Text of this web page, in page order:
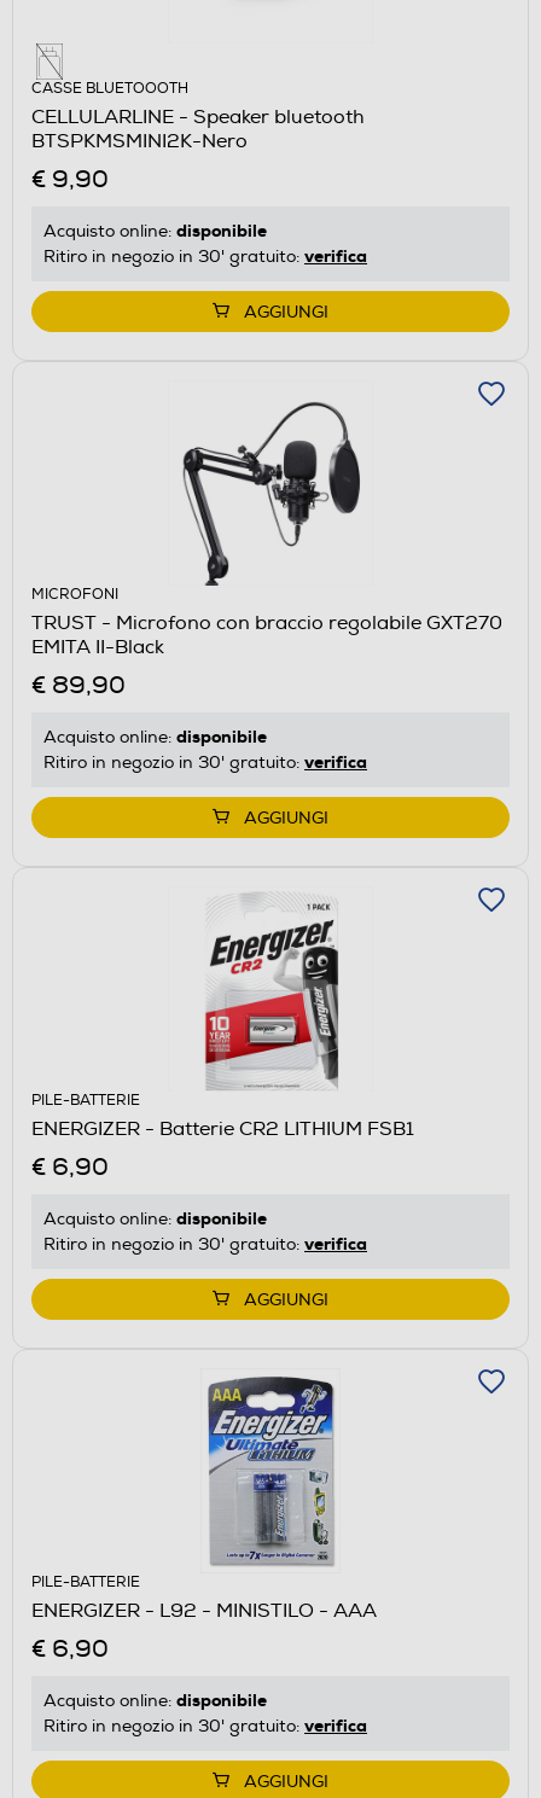
CASSE BLUETOOOTH
CELLULARLINE - Speaker bluetooth
BTSPKMSMINI2K-Nero
€ 9,90
Acquisto online: disponibile
Ritiro in negozio in 30' gratuito: verifica
AGGIUNGI
MICROFONI
TRUST - Microfono con braccio regolabile GXT270
EMITA II-Black
€ 89,90
Acquisto online: disponibile
Ritiro in negozio in 30' gratuito: verifica
AGGIUNGI
PILE-BATTERIE
ENERGIZER - Batterie CR2 LITHIUM FSB1
€ 6,90
Acquisto online: disponibile
Ritiro in negozio in 30' gratuito: verifica
AGGIUNGI
PILE-BATTERIE
ENERGIZER - L92 - MINISTILO - AAA
€ 6,90
Acquisto online: disponibile
Ritiro in negozio in 30' gratuito: verifica
AGGIUNGI